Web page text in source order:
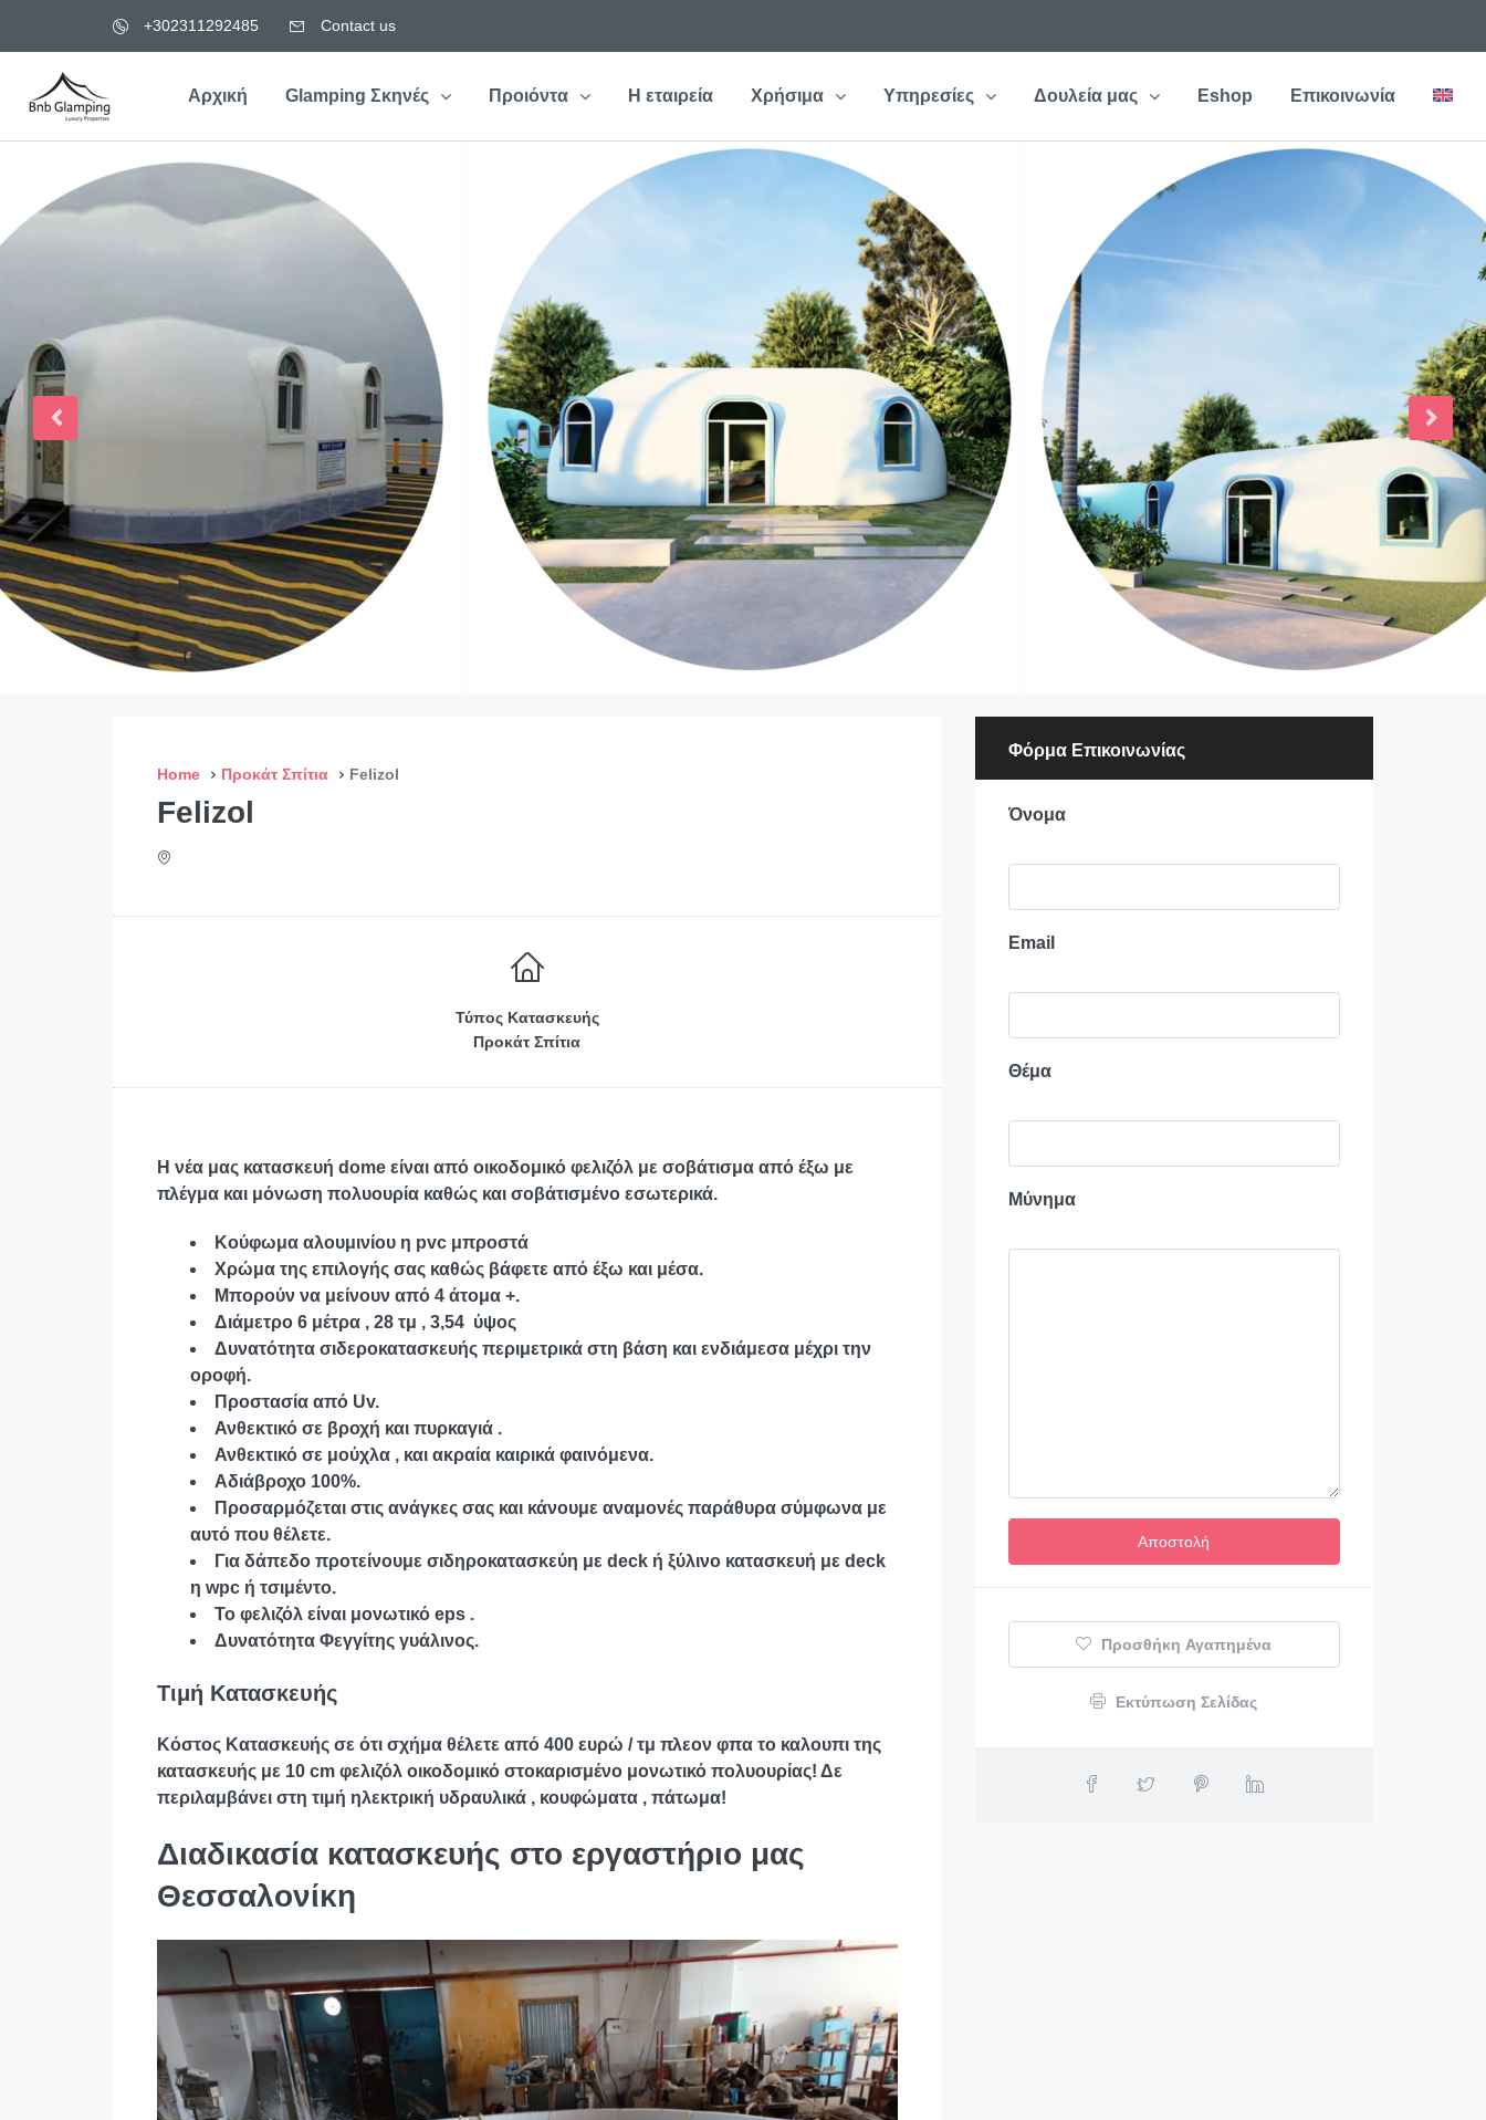
+302311292485 Contact us
Αρχική Glamping Σκηνές Προιόντα Η εταιρεία Χρήσιμα Υπηρεσίες Δουλεία μας Eshop Επικοινωνία
Home Προκάτ Σπίτια Felizol
Felizol
Τύπος Κατασκευής
Προκάτ Σπίτια
Η νέα μας κατασκευή dome είναι από οικοδομικό φελιζόλ με σοβάτισμα από έξω με
πλέγμα και μόνωση πολυουρία καθώς και σοβάτισμένο εσωτερικά.
Κούφωμα αλουμινίου η pvc μπροστά
Χρώμα της επιλογής σας καθώς βάφετε από έξω και μέσα.
Μπορούν να μείνουν από 4 άτομα +.
Διάμετρο 6 μέτρα , 28 τμ , 3,54 ύψος
Δυνατότητα σιδεροκατασκευής περιμετρικά στη βάση και ενδιάμεσα μέχρι την
οροφή.
Προστασία από Uv.
Ανθεκτικό σε βροχή και πυρκαγιά .
Ανθεκτικό σε μούχλα , και ακραία καιρικά φαινόμενα.
Αδιάβροχο 100%.
Προσαρμόζεται στις ανάγκες σας και κάνουμε αναμονές παράθυρα σύμφωνα με
αυτό που θέλετε.
Για δάπεδο προτείνουμε σιδηροκατασκεύη με deck ή ξύλινο κατασκευή με deck
η wpc ή τσιμέντο.
Το φελιζόλ είναι μονωτικό eps .
Δυνατότητα Φεγγίτης γυάλινος.
Τιμή Κατασκευής
Κόστος Κατασκευής σε ότι σχήμα θέλετε από 400 ευρώ / τμ πλεον φπα το καλουπι της
κατασκευής με 10 cm φελιζόλ οικοδομικό στοκαρισμένο μονωτικό πολυουρίας! Δε
περιλαμβάνει στη τιμή ηλεκτρική υδραυλικά , κουφώματα , πάτωμα!
Διαδικασία κατασκευής στο εργαστήριο μας
Θεσσαλονίκη
Φόρμα Επικοινωνίας
Όνομα
Email
Θέμα
Μύνημα
Προσθήκη Αγαπημένα
Εκτύπωση Σελίδας